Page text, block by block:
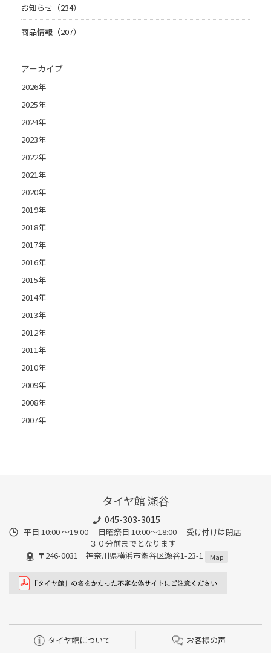
お知らせ（234）
商品情報（207）
アーカイブ
2026年
2025年
2024年
2023年
2022年
2021年
2020年
2019年
2018年
2017年
2016年
2015年
2014年
2013年
2012年
2011年
2010年
2009年
2008年
2007年
タイヤ館 瀬谷
045-303-3015
平日 10:00 ～19:00 日曜祭日 10:00～18:00 受け付けは閉店
３０分前までとなります
〒246-0031 神奈川県横浜市瀬谷区瀬谷1-23-1
Map
タイヤ館について お客様の声